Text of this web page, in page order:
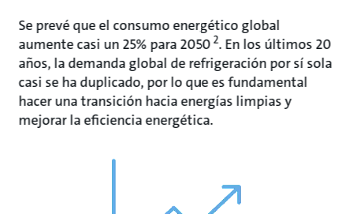
Se prevé que el consumo energético global
aumente casi un 25% para 2050 2. En los últimos 20
años, la demanda global de refrigeración por sí sola
casi se ha duplicado, por lo que es fundamental
hacer una transición hacia energías limpias y
mejorar la eficiencia energética.